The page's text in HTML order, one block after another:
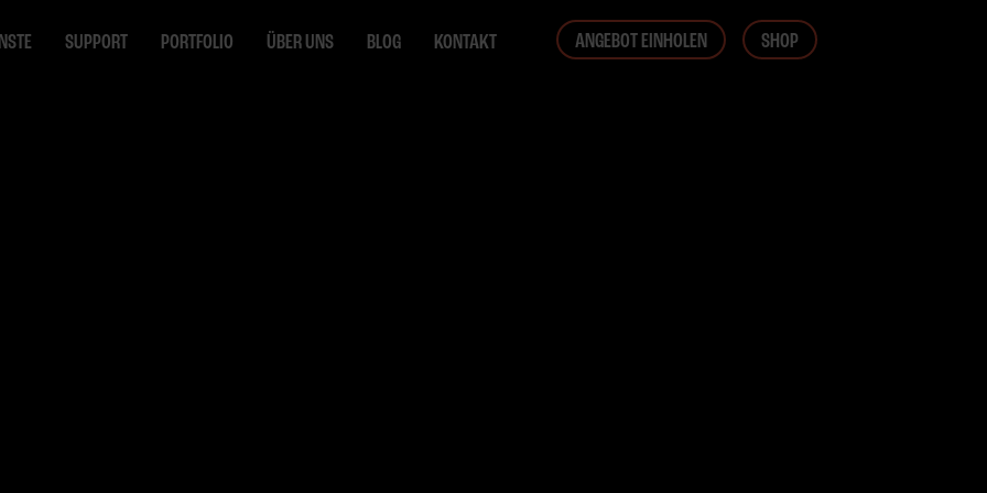
SUPPORT PORTFOLIO ÜBER UNS BLOG KONTAKT ANGEBOT EINHOLEN SHOP